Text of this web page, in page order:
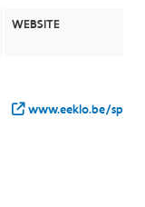
WEBSITE
www.eeklo.be/